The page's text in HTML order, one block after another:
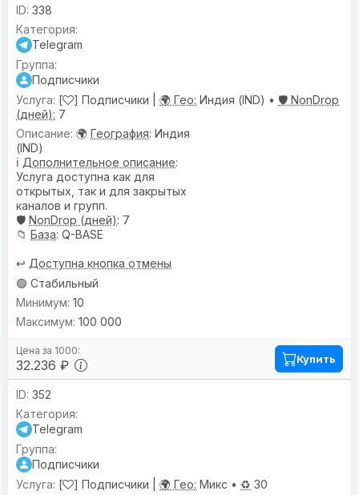
338
Telegram
Подписчики
[
] Подписчики | 🌍 Гео: Индия (IND) • 🛡️ NonDrop
(дней): 7
🌍 География: Индия
(IND)
ℹ️ Дополнительное описание:
Услуга доступна как для
открытых, так и для закрытых
каналов и групп.
🛡️ NonDrop (дней): 7
📁 База: Q-BASE
↩️ Доступна кнопка отмены
🟢 Стабильный
32.236 ₽
10
100 000
Купить
352
Telegram
Подписчики
[
] Подписчики | 🌍 Гео: Микс • ♻️ 30